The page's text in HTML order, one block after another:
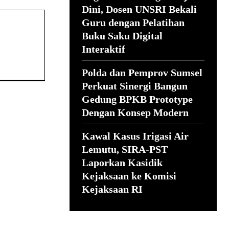
Dini, Dosen UNSRI Bekali
Guru dengan Pelatihan
Buku Saku Digital
Interaktif
Polda dan Pemprov Sumsel
Perkuat Sinergi Bangun
Gedung BPKB Prototype
Dengan Konsep Modern
Kawal Kasus Irigasi Air
Lemutu, SIRA-PST
Laporkan Kasidik
Kejaksaan ke Komisi
Kejaksaan RI